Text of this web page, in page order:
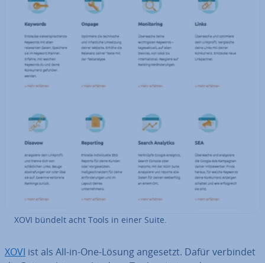
XOVI bündelt acht Tools in einer Suite.
XOVI ist als All-in-One-Lösung angesetzt. Dafür verbindet